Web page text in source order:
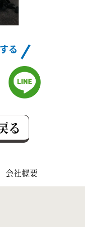
る
る
会社概要